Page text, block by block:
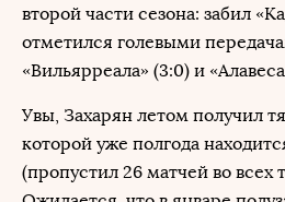
второй части сезона: забил
отметился голевыми
«Вильярреала» (3:0) и
Увы, Захарян летом получил
которой уже полгода
(пропустил 26 матчей во всех